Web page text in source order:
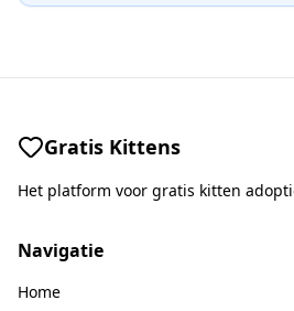
Gratis Kittens
Het platform voor gratis kitten
Navigatie
Home